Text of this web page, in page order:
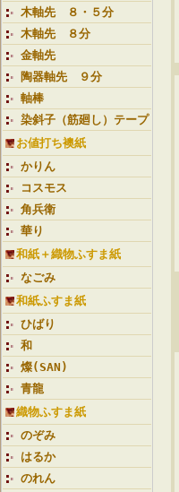
木軸先 ８・５分
木軸先 ８分
金軸先
陶器軸先 ９分
軸棒
染斜子（筋廻し）テープ
お値打ち襖紙
かりん
コスモス
角兵衛
華り
和紙＋織物ふすま紙
なごみ
和紙ふすま紙
ひばり
和
燦(SAN)
青龍
織物ふすま紙
のぞみ
はるか
のれん